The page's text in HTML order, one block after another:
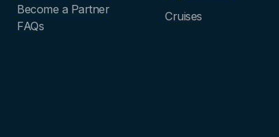
Become a Partner
FAQs
Cruises